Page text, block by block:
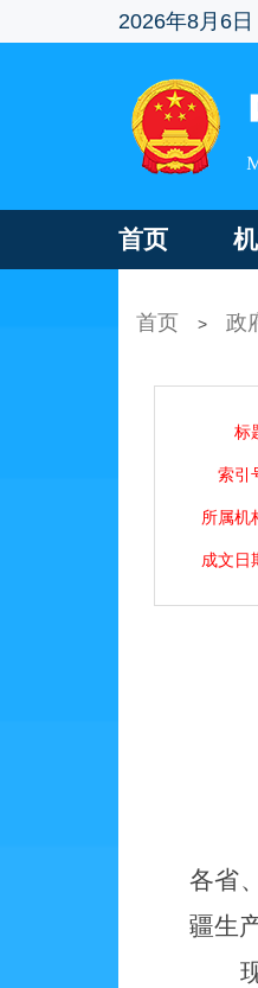
2026年8月6日
首页
首页 > 政
标
索引
所属机
成文日
各省
疆生